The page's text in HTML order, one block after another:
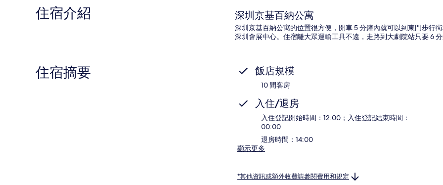
住宿介紹 深圳京基百納公寓
深圳京基百納公寓的位置很方便，開車 5 分鐘內就可以到東門步行
深圳會展中心。住宿離大眾運輸工具不遠，走路到大劇院站只要 6
住宿摘要 飯店規模
10 間客房
入住/退房
入住登記開始時間：12:00；入住登記結束時間：
00:00
退房時間：14:00
顯示更多
*其他資訊或額外收費請參閱費用和規定